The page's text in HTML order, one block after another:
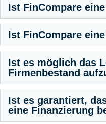
Ist FinCompare
Ist FinCompare
Ist es möglich das
Firmenbestand
Ist es garantiert,
eine Finanzierung